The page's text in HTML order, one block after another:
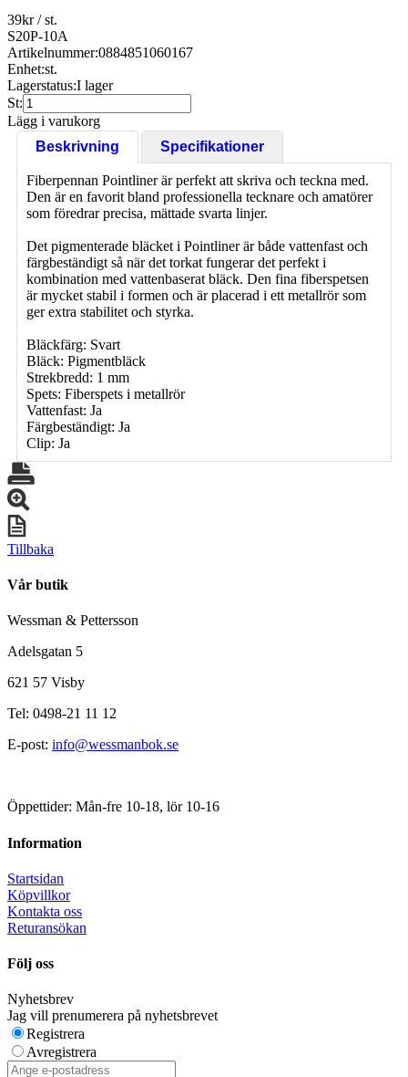
39kr/ st.
S20P-10A
Artikelnummer:0884851060167
Enhet:st.
Lagerstatus:I lager
St:
Lägg i varukorg
Beskrivning
Specifikationer
Fiberpennan Pointliner är perfekt att skriva och teckna med.
Den är en favorit bland professionella tecknare och amatörer
som föredrar precisa, mättade svarta linjer.
Det pigmenterade bläcket i Pointliner är både vattenfast och
färgbeständigt så när det torkat fungerar det perfekt i
kombination med vattenbaserat bläck. Den fina fiberspetsen
är mycket stabil i formen och är placerad i ett metallrör som
ger extra stabilitet och styrka.
Bläckfärg: Svart
Bläck: Pigmentbläck
Strekbredd: 1 mm
Spets: Fiberspets i metallrör
Vattenfast: Ja
Färgbeständigt: Ja
Clip: Ja
Tillbaka
Vår butik
Wessman & Pettersson
Adelsgatan 5
621 57 Visby
Tel: 0498-21 11 12
E-post: info@wessmanbok.se
Öppettider: Mån-fre 10-18, lör 10-16
Information
Startsidan
Köpvillkor
Kontakta oss
Returansökan
Följ oss
Nyhetsbrev
Jag vill prenumerera på nyhetsbrevet
Registrera
Avregistrera